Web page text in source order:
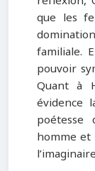
que les
familiale.
pouvoir
Quant à
évidence
homme